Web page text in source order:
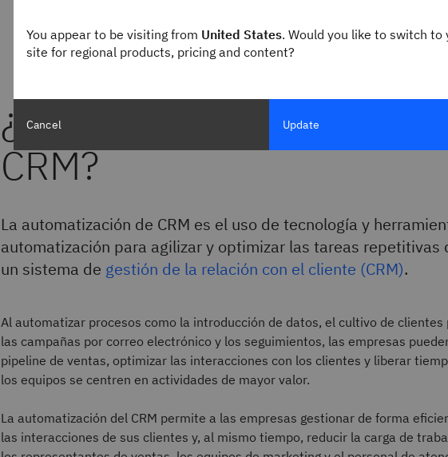
IBM Think
IBM Think
¿Qué es la
CRM?
La automatización de CRM es el uso de tecnología y
automatización para agilizar y optimizar las tareas repetitivas
un sistema de gestión de la relación con el cliente (CRM).
Al automatizar procesos como la introducción de datos, el cultivo de clientes
las campañas por correo electrónico y los seguimientos, las empresas
pipeline de ventas, optimizar las interacciones con los clientes y liberar
los equipos se centren en actividades de mayor valor.
La automatización del CRM permite a las empresas gestionar de forma
las interacciones de sus clientes y, al mismo tiempo, reducir la carga de
You appear to be visiting from United States. Would you like to switch to
site for regional products, pricing and content?
Cancel Update